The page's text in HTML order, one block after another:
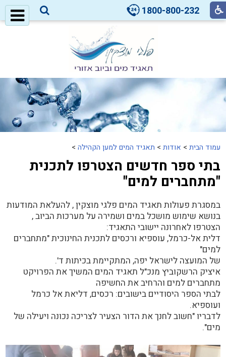
1800-800-232
עמוד הבית > אודות > תאגיד המים למען הקהילה >
בתי ספר חדשים הצטרפו לתכנית
"מתחברים למים"
במסגרת פעולות תאגיד המים פלגי מוצקין , להעלאת המודעות
בנושא שימוש מושכל במים ושמירה על מערכות הביוב ,
הצטרפו לאחרונה יישובי התאגיד:
דלית אל-כרמל, עוספיא ורכסים לתכנית החינוכית "מתחברים
למים"
של המועצה לישראל יפה, המתקיימת בכיתות ד'.
איציק הרשקוביץ מנכ"ל תאגיד המים המשיך את הפרויקט
מתחברים למים והרחיב את החשיפה
לבתי הספר היסודיים בישובים: רכסים, דליאת אל כרמל
ועוספיא.
לדבריו "חשוב לחנך את הדור הצעיר לצריכה נכונה ויעילה של
מים".